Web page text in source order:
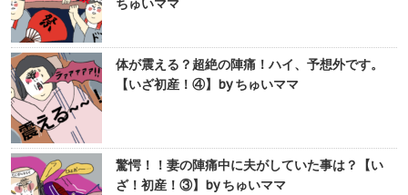
ちゅいママ
体が震える？超絶の陣痛！ハイ、予想外です。
【いざ初産！④】by ちゅいママ
驚愕！！妻の陣痛中に夫がしていた事は？【い
ざ！初産！③】by ちゅいママ